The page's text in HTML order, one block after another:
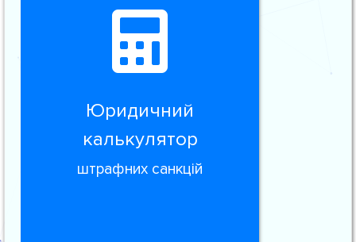
Юридичний
калькулятор
штрафних санкцій